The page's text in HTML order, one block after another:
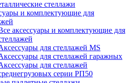
стеллажи
и комплектующие для
аксессуары и комплектующие для
для стеллажей MS
для стеллажей гаражных
для стеллажей
серии РП50